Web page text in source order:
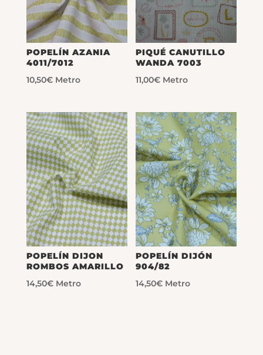
POPELÍN AZANIA
4011/7012
10,50€ Metro
PIQUÉ CANUTILLO
WANDA 7003
11,00€ Metro
POPELÍN DIJON
ROMBOS AMARILLO
14,50€ Metro
POPELÍN DIJÓN
904/82
14,50€ Metro